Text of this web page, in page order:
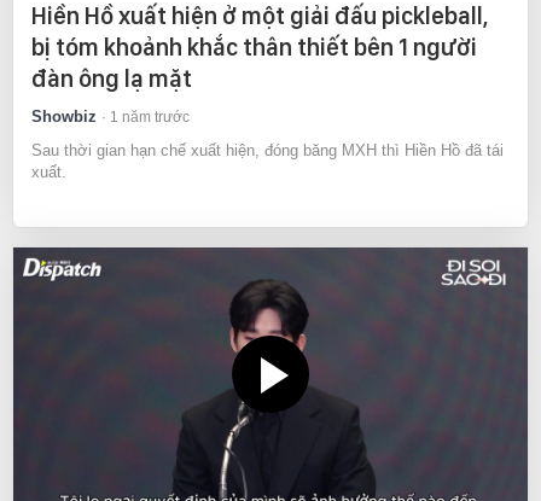
Hiền Hồ xuất hiện ở một giải đấu pickleball,
bị tóm khoảnh khắc thân thiết bên 1 người
đàn ông lạ mặt
Showbiz 1 năm trước
Sau thời gian hạn chế xuất hiện, đóng băng MXH thì Hiền Hồ đã tái
xuất.